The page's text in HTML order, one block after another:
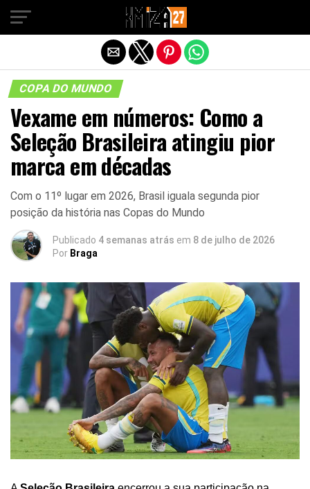
COPA DO MUNDO
Vexame em números: Como a
Seleção Brasileira atingiu pior
marca em décadas
Com o 11º lugar em 2026, Brasil iguala segunda pior
posição da história nas Copas do Mundo
Publicado 4 semanas atrás em 8 de julho de 2026
Por Braga
Sair da versão mobile